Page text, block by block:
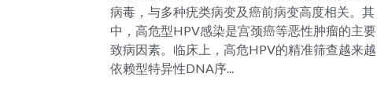
病毒，与多种疣类病变及癌前病变高度相关。其
中，高危型HPV感染是宫颈癌等恶性肿瘤的主要
致病因素。临床上，高危HPV的精准筛查越来越
依赖型特异性DNA序...